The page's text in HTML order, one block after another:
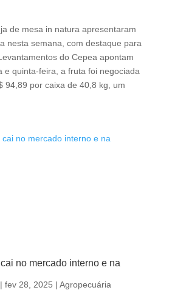
de mesa in natura apresentaram
nesta semana, com destaque para
do Cepea apontam
e quinta-feira, a fruta foi negociada
94,89 por caixa de 40,8 kg, um
no mercado interno e na
fev 28, 2025 | Agropecuária